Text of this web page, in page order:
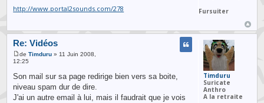
http://www.portal2sounds.com/278
Fursuiter
Re: Vidéos
deTimduru » 11 Juin 2008,
12:25
Son mail sur sa page redirige bien vers sa boite,
niveau spam dur de dire.
J'ai un autre email à lui, mais il faudrait que je vois
Timduru
Suricate
Anthro
A la retraite